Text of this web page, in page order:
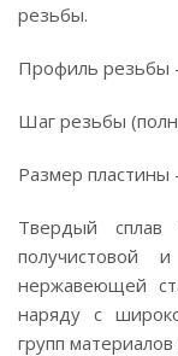
резьбы.
Профиль резьбы
Шаг резьбы
Размер пластины
Твердый
получистовой
нержавеющей
наряду с
групп